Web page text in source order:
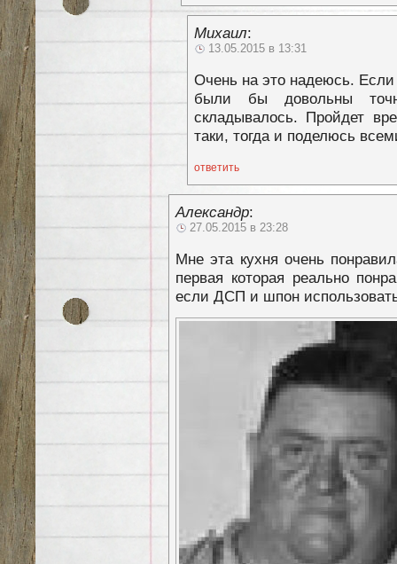
Михаил:
13.05.2015 в 13:31
Очень на это надеюсь.
были бы довольны
складывалось. Пройдет
таки, тогда и поделюсь
ответить
Александр:
27.05.2015 в 23:28
Мне эта кухня очень
первая которая реально
если ДСП и шпон